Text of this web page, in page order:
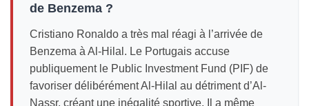
de Benzema ?
Cristiano Ronaldo a très mal réagi à l’arrivée de
Benzema à Al-Hilal. Le Portugais accuse
publiquement le Public Investment Fund (PIF) de
favoriser délibérément Al-Hilal au détriment d’Al-
Nassr, créant une inégalité sportive. Il a même